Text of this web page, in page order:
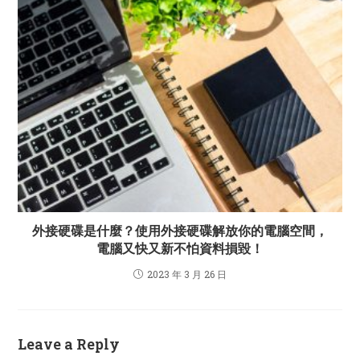
外接硬碟是什麼？使用外接硬碟解放你的電腦空間，
電腦又快又新不怕資料損毀！
2023 年 3 月 26 日
Leave a Reply